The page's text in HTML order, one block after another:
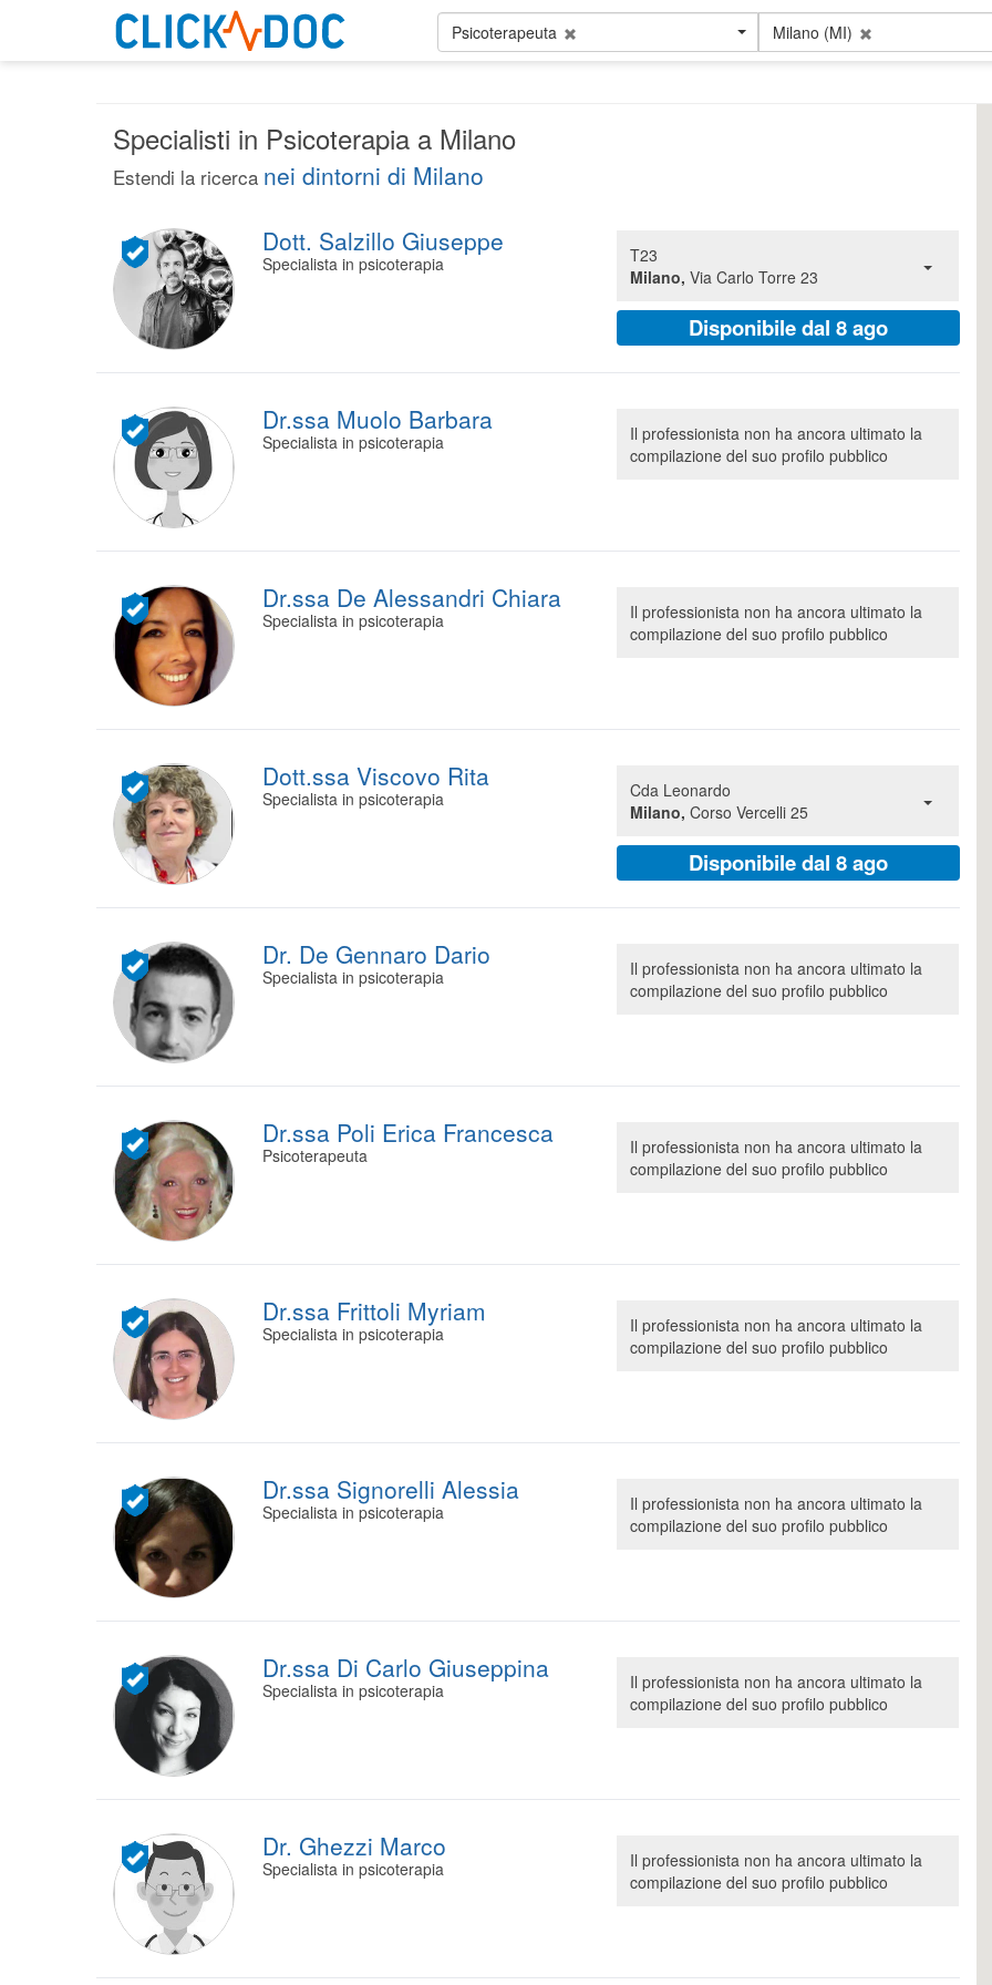
Psicoterapeuta Milano (MI)
Specialisti in Psicoterapia a Milano
Estendi la ricerca nei dintorni di Milano
Dott. Salzillo Giuseppe
Specialista in psicoterapia
T23
Milano, Via Carlo Torre 23
Disponibile dal 8 ago
Dr.ssa Muolo Barbara
Specialista in psicoterapia
Il professionista non ha ancora ultimato la
compilazione del suo profilo pubblico
Dr.ssa De Alessandri Chiara
Specialista in psicoterapia
Il professionista non ha ancora ultimato la
compilazione del suo profilo pubblico
Dott.ssa Viscovo Rita
Specialista in psicoterapia
Cda Leonardo
Milano, Corso Vercelli 25
Disponibile dal 8 ago
Dr. De Gennaro Dario
Specialista in psicoterapia
Il professionista non ha ancora ultimato la
compilazione del suo profilo pubblico
Dr.ssa Poli Erica Francesca
Psicoterapeuta
Il professionista non ha ancora ultimato la
compilazione del suo profilo pubblico
Dr.ssa Frittoli Myriam
Specialista in psicoterapia
Il professionista non ha ancora ultimato la
compilazione del suo profilo pubblico
Dr.ssa Signorelli Alessia
Specialista in psicoterapia
Il professionista non ha ancora ultimato la
compilazione del suo profilo pubblico
Dr.ssa Di Carlo Giuseppina
Specialista in psicoterapia
Il professionista non ha ancora ultimato la
compilazione del suo profilo pubblico
Dr. Ghezzi Marco
Specialista in psicoterapia
Il professionista non ha ancora ultimato la
compilazione del suo profilo pubblico